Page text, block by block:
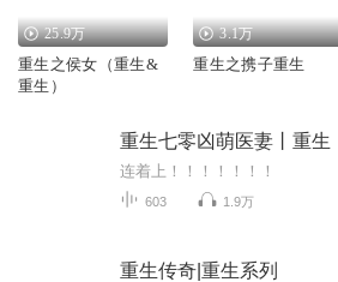
25.9万
重生之侯女（重生&
重生）
3.1万
重生之携子重生
重生七零凶萌医妻丨重生
连着上！！！！！！！
603 1.9万
重生传奇|重生系列